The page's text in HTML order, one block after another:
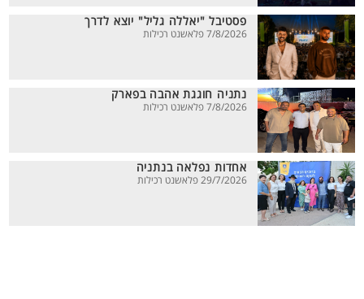
פסטיבל "יאללה גליל" יוצא לדרך
7/8/2026 פלאשנט רכילות
נתניה חוגגת אהבה בפארק
7/8/2026 פלאשנט רכילות
אחדות נפלאה בנתניה
29/7/2026 פלאשנט רכילות